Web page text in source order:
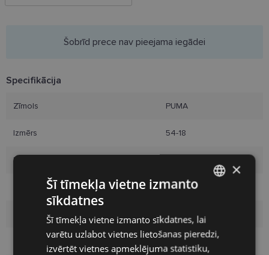
Specifikācija
Zīmols PUMA
Izmērs 54-18
Izmērs
havana
Plastmasa
Pircēju grupa Vīriešiem
Šobrīd prece nav pieejama iegādei
ENGLISH
×
Šī tīmekļa vietne izmanto
sīkdatnes
Šī tīmekļa vietne izmanto sīkdatnes, lai
varētu uzlabot vietnes lietošanas pieredzi,
izvērtēt vietnes apmeklējuma statistiku,